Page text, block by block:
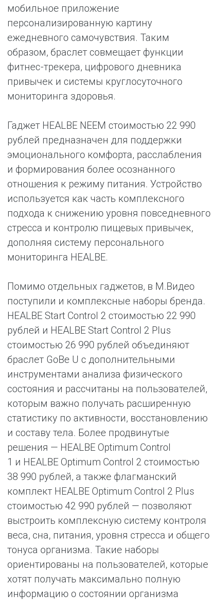
мобильное приложение
персонализированную картину
ежедневного самочувствия. Таким
образом, браслет совмещает функции
фитнес-трекера, цифрового дневника
привычек и системы круглосуточного
мониторинга здоровья.
Гаджет HEALBE NEEM стоимостью 22 990
рублей предназначен для поддержки
эмоционального комфорта, расслабления
и формирования более осознанного
отношения к режиму питания. Устройство
используется как часть комплексного
подхода к снижению уровня повседневного
стресса и контролю пищевых привычек,
дополняя систему персонального
мониторинга HEALBE.
Помимо отдельных гаджетов, в М.Видео
поступили и комплексные наборы бренда.
HEALBE Start Control 2 стоимостью 22 990
рублей и HEALBE Start Control 2 Plus
стоимостью 26 990 рублей объединяют
браслет GoBe U с дополнительными
инструментами анализа физического
состояния и рассчитаны на пользователей,
которым важно получать расширенную
статистику по активности, восстановлению
и составу тела. Более продвинутые
решения — HEALBE Optimum Control
1 и HEALBE Optimum Control 2 стоимостью
38 990 рублей, а также флагманский
комплект HEALBE Optimum Control 2 Plus
стоимостью 42 990 рублей — позволяют
выстроить комплексную систему контроля
веса, сна, питания, уровня стресса и общего
тонуса организма. Такие наборы
ориентированы на пользователей, которые
хотят получать максимально полную
информацию о состоянии организма